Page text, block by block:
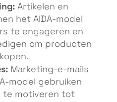
Artikelen en
het AIDA-model
te engageren en
om producten
Marketing-e-mails
model gebruiken
te motiveren tot